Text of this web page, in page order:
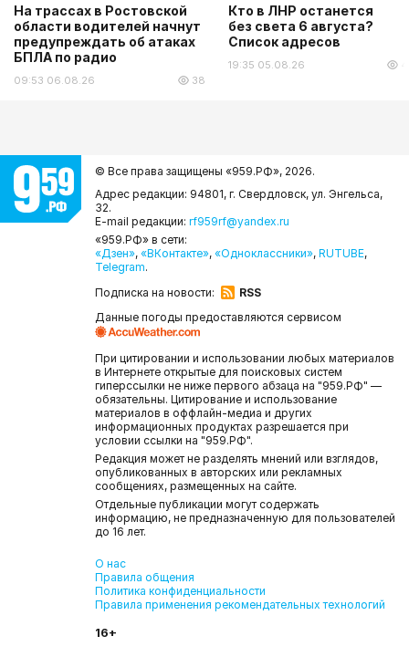
На трассах в Ростовской
области водителей начнут
предупреждать об атаках
БПЛА по радио
09:53 06.08.26 38
Кто в ЛНР останется
без света 6 августа?
Список адресов
19:35 05.08.26
© Все права защищены «959.РФ», 2026.
Адрес редакции: 94801, г. Свердловск, ул. Энгельса,
32.
E-mail редакции: rf959rf@yandex.ru
«959.РФ» в сети:
«Дзен», «ВКонтакте», «Одноклассники», RUTUBE,
Telegram.
Подписка на новости:
RSS
Данные погоды предоставляются сервисом
При цитировании и использовании любых материалов
в Интернете открытые для поисковых систем
гиперссылки не ниже первого абзаца на "959.РФ" —
обязательны. Цитирование и использование
материалов в оффлайн-медиа и других
информационных продуктах разрешается при
условии ссылки на "959.РФ".
Редакция может не разделять мнений или взглядов,
опубликованных в авторских или рекламных
сообщениях, размещенных на сайте.
Отдельные публикации могут содержать
информацию, не предназначенную для пользователей
до 16 лет.
О нас
Правила общения
Политика конфиденциальности
Правила применения рекомендательных технологий
16+